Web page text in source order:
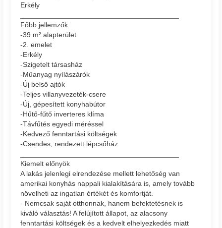
Erkély
Főbb jellemzők
-39 m² alapterület
-2. emelet
-Erkély
-Szigetelt társasház
-Műanyag nyílászárók
-Új belső ajtók
-Teljes villanyvezeték-csere
-Új, gépesített konyhabútor
-Hűtő-fűtő inverteres klíma
-Távfűtés egyedi méréssel
-Kedvező fenntartási költségek
-Csendes, rendezett lépcsőház
Kiemelt előnyök
A lakás jelenlegi elrendezése mellett lehetőség van
amerikai konyhás nappali kialakítására is, amely tovább
növelheti az ingatlan értékét és komfortját.
- Nemcsak saját otthonnak, hanem befektetésnek is
kiváló választás! A felújított állapot, az alacsony
fenntartási költségek és a kedvelt elhelyezkedés miatt